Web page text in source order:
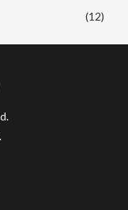
(12)